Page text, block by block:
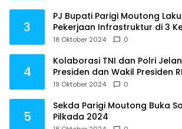
3
PJ Bupati Parigi Moutong
Pekerjaan Infrastruktur di 3
18 Oktober 2024 0
4
Kolaborasi TNI dan Polri
Presiden dan Wakil Presiden RI
19 Oktober 2024 0
5
Sekda Parigi Moutong Buka
Pilkada 2024